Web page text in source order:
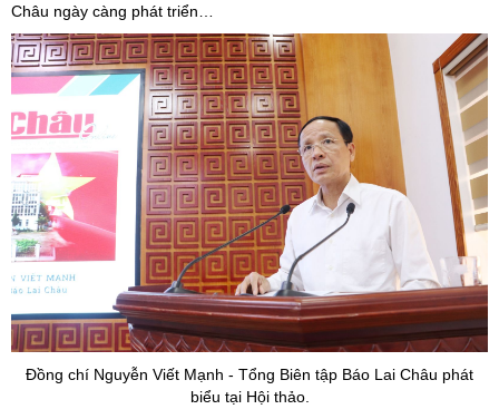
Châu ngày càng phát triển…
Đồng chí Nguyễn Viết Mạnh - Tổng Biên tập Báo Lai Châu phát
biểu tại Hội thảo.